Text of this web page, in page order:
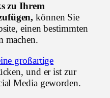
zu Ihrem
können Sie
einen bestimmten
machen.
großartige
und er ist zur
Media geworden.